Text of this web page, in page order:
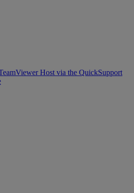
Host via the QuickSupport